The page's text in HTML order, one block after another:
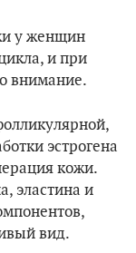
у женщин
и при
внимание.
эстрогена
кожи.
эластина и
вид.